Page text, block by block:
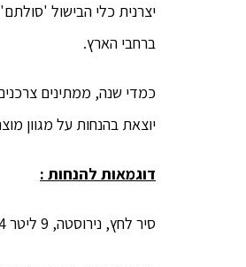
ברחבי הארץ.
כמדי שנה, ממתינים
יוצאת בהנחות על מגוון מוצרים עד 60% הנחה על מגוון כלי בישול, לצד
דוגמאות להנחות :
סיר לחץ, נירוסטה, 9 ליטר 24 ס"מ ב – 169 ₪ במקום 449 ₪